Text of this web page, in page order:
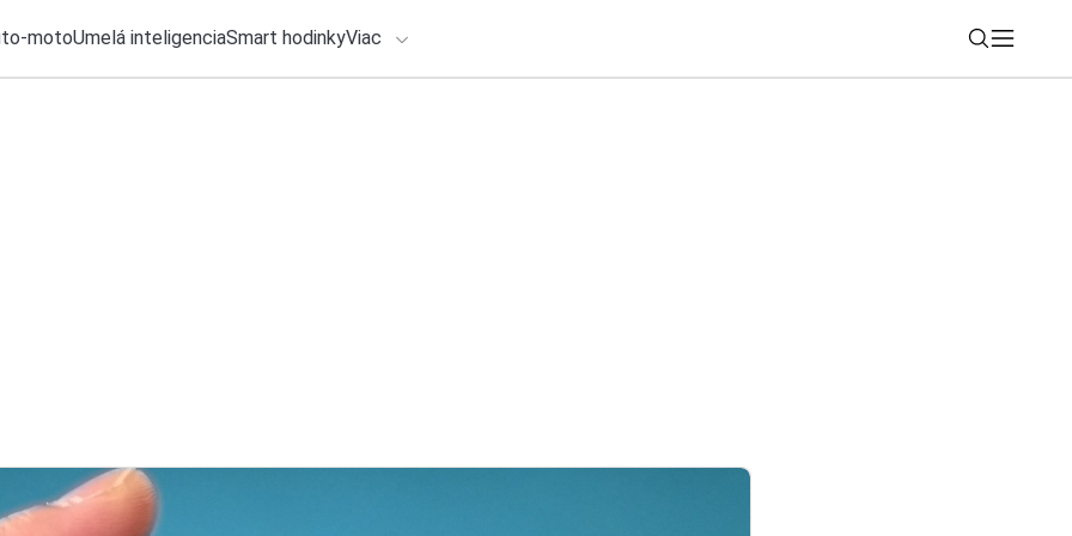
motoUmelá inteligenciaSmart hodinkyViac